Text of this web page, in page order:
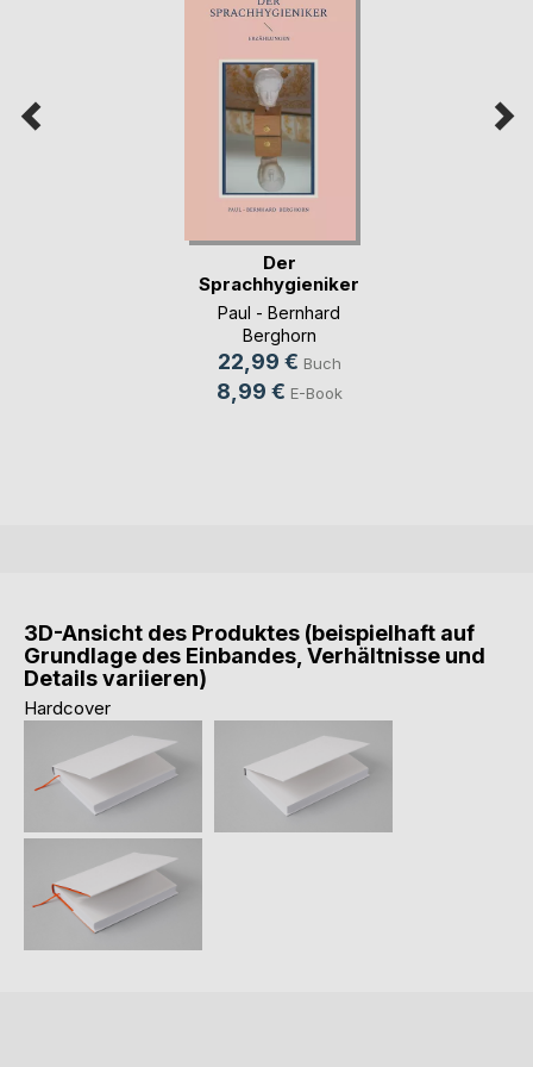
Der
Sprachhygieniker
Paul - Bernhard
Berghorn
22,99 € Buch
8,99 € E-Book
3D-Ansicht des Produktes (beispielhaft auf
Grundlage des Einbandes, Verhältnisse und
Details variieren)
Hardcover